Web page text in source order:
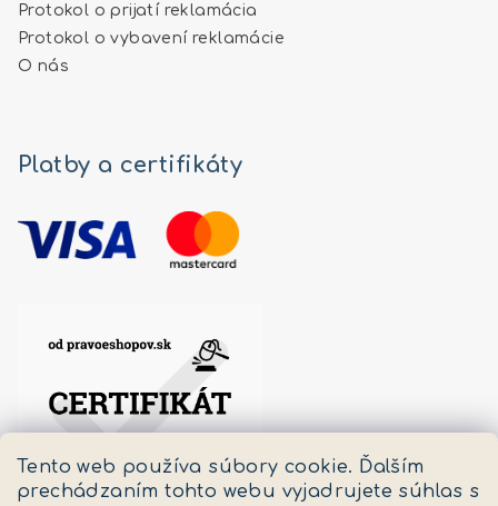
Tento web používa súbory cookie. Ďalším
prechádzaním tohto webu vyjadrujete súhlas s
Protokol o prijatí reklamácia
Protokol o vybavení reklamácie
O nás
Platby a certifikáty